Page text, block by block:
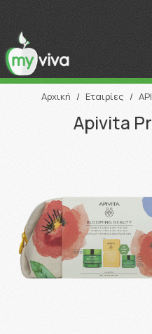
Αρχική / Εταιρίες /
Apivita